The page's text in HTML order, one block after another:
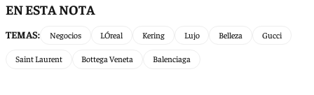
EN ESTA NOTA
TEMAS: Negocios LÓreal Kering Lujo Belleza Gucci
Saint Laurent Bottega Veneta Balenciaga